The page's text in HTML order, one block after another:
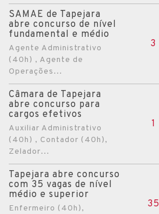
SAMAE de Tapejara
abre concurso de nível
fundamental e médio
Agente Administrativo
(40h) , Agente de
Operações...
3
Câmara de Tapejara
abre concurso para
cargos efetivos
Auxiliar Administrativo
(40h) , Contador (40h),
Zelador...
1
Tapejara abre concurso
com 35 vagas de nível
médio e superior
Enfermeiro (40h),
35